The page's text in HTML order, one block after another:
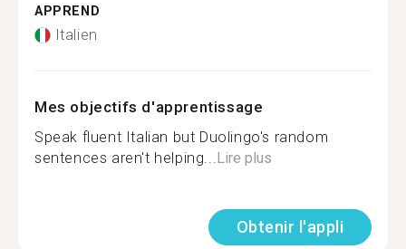
APPREND
Italien
Mes objectifs d'apprentissage
Speak fluent Italian but Duolingo's random
sentences aren't helping...Lire plus
Obtenir l'appli